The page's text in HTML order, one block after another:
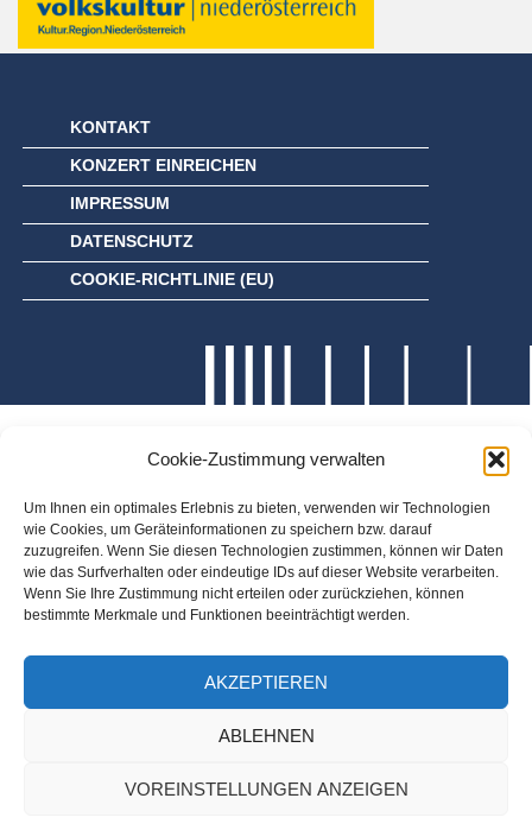
Cookie-Zustimmung verwalten
Um Ihnen ein optimales Erlebnis zu bieten, verwenden wir Technologien
wie Cookies, um Geräteinformationen zu speichern bzw. darauf
zuzugreifen. Wenn Sie diesen Technologien zustimmen, können wir Daten
wie das Surfverhalten oder eindeutige IDs auf dieser Website verarbeiten.
Wenn Sie Ihre Zustimmung nicht erteilen oder zurückziehen, können
bestimmte Merkmale und Funktionen beeinträchtigt werden.
AKZEPTIEREN
ABLEHNEN
VOREINSTELLUNGEN ANZEIGEN
KONTAKT
KONZERT EINREICHEN
IMPRESSUM
DATENSCHUTZ
COOKIE-RICHTLINIE (EU)